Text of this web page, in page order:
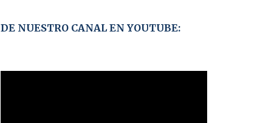
DE NUESTRO CANAL EN YOUTUBE: